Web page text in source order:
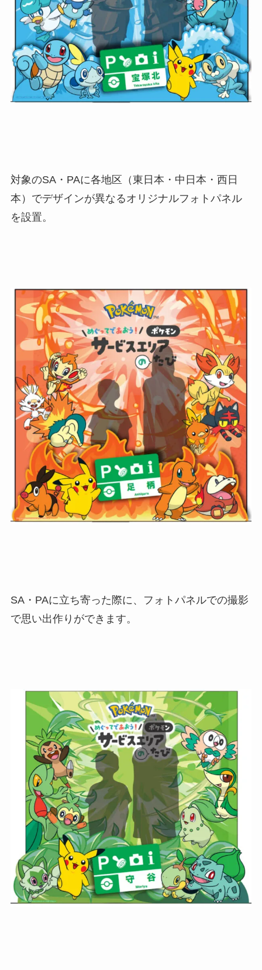
対象のSA・PAに各地区（東日本・中日本・西日
本）でデザインが異なるオリジナルフォトパネル
を設置。
SA・PAに立ち寄った際に、フォトパネルでの撮影
で思い出作りができます。